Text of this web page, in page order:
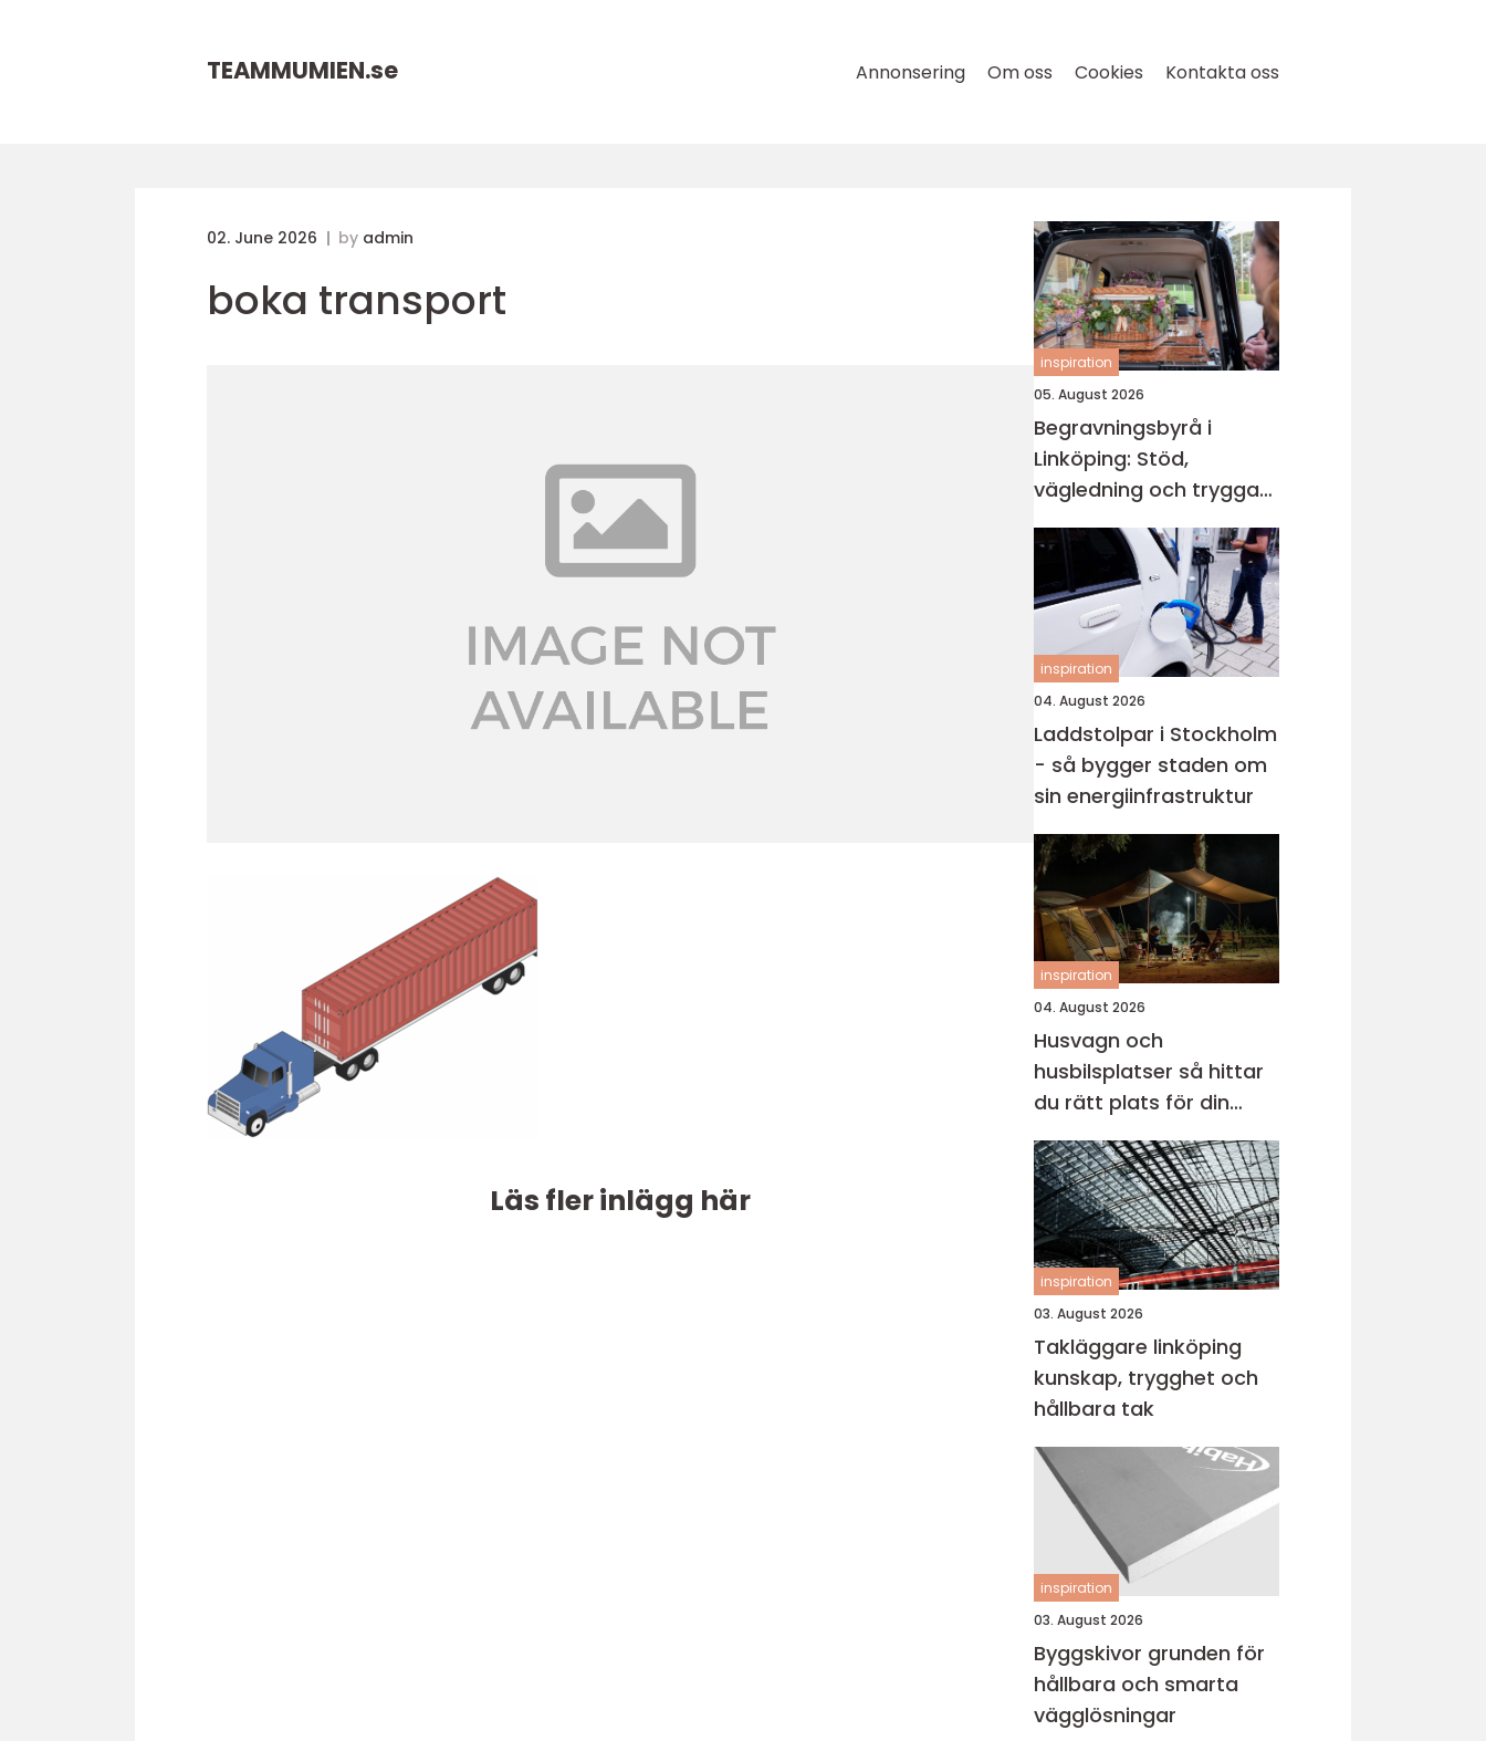
TEAMMUMIEN.se Annonsering Om oss Cookies Kontakta oss
02. June 2026 by admin
boka transport
Läs fler inlägg här
inspiration
05. August 2026
Begravningsbyrå i
Linköping: Stöd,
vägledning och trygga
val i en svår tid
inspiration
04. August 2026
Laddstolpar i Stockholm
- så bygger staden om
sin energiinfrastruktur
inspiration
04. August 2026
Husvagn och
husbilsplatser så hittar
du rätt plats för din
nästa resa
inspiration
03. August 2026
Takläggare linköping
kunskap, trygghet och
hållbara tak
inspiration
03. August 2026
Byggskivor grunden för
hållbara och smarta
vägglösningar